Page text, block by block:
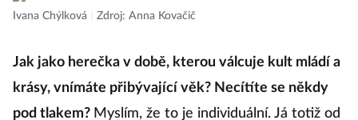
Ivana Chýlková Zdroj: Anna Kovačič
Jak jako herečka v době, kterou válcuje kult mládí a
krásy, vnímáte přibývající věk? Necítíte se někdy
pod tlakem? Myslím, že to je individuální. Já totiž od